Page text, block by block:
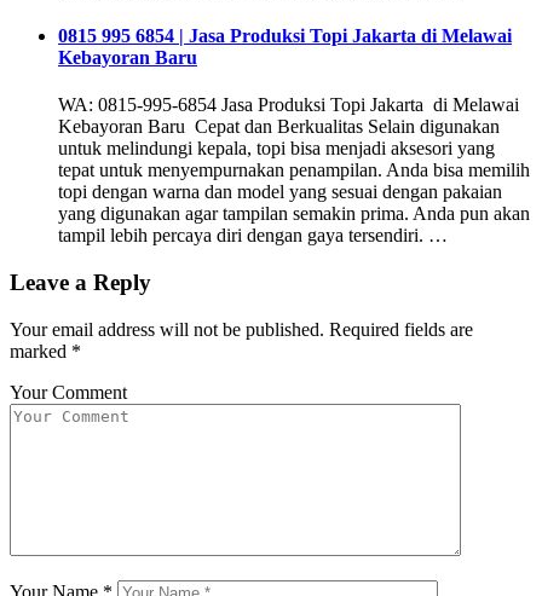
0815 995 6854 | Jasa Produksi Topi Jakarta di Melawai
Kebayoran Baru
WA: 0815-995-6854 Jasa Produksi Topi Jakarta di Melawai
Kebayoran Baru Cepat dan Berkualitas Selain digunakan
untuk melindungi kepala, topi bisa menjadi aksesori yang
tepat untuk menyempurnakan penampilan. Anda bisa memilih
topi dengan warna dan model yang sesuai dengan pakaian
yang digunakan agar tampilan semakin prima. Anda pun akan
tampil lebih percaya diri dengan gaya tersendiri. …
Leave a Reply
Your email address will not be published. Required fields are
marked *
Your Comment
Your Name *